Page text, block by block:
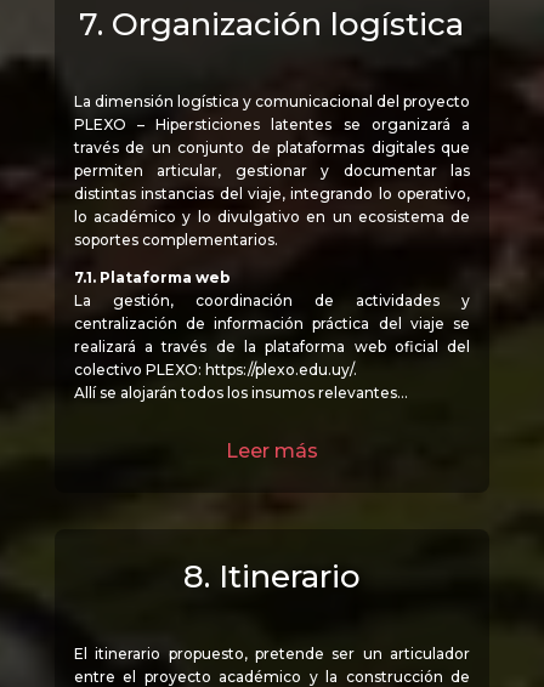
7. Organización logística
La dimensión logística y comunicacional del proyecto
PLEXO – Hipersticiones latentes se organizará a
través de un conjunto de plataformas digitales que
permiten articular, gestionar y documentar las
distintas instancias del viaje, integrando lo operativo,
lo académico y lo divulgativo en un ecosistema de
soportes complementarios.
7.1. Plataforma web
La gestión, coordinación de actividades y
centralización de información práctica del viaje se
realizará a través de la plataforma web oficial del
colectivo PLEXO: https://plexo.edu.uy/.
Allí se alojarán todos los insumos relevantes…
Leer más
8. Itinerario
El itinerario propuesto, pretende ser un articulador
entre el proyecto académico y la construcción de